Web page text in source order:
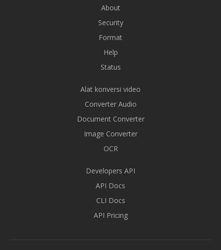
About
Security
Format
Help
Status
Alat konversi video
Converter Audio
Document Converter
Image Converter
OCR
Developers API
API Docs
CLI Docs
API Pricing